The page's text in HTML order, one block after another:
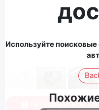
Используйте
Авторизуйтесь,